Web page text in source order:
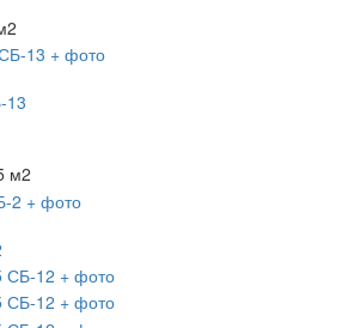
2
13
м2